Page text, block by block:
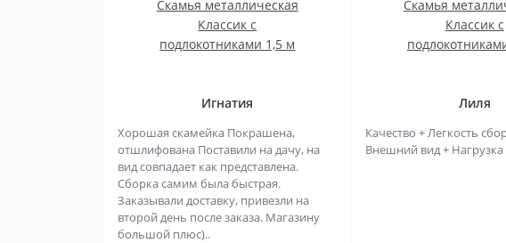
Скамья металлическая
Классик с
подлокотниками 1,5 м
Игнатия
Хорошая скамейка Покрашена,
отшлифована Поставили на дачу, на
вид совпадает как представлена.
Сборка самим была быстрая.
Заказывали доставку, привезли на
второй день после заказа. Магазину
большой плюс)..
Скамья
Классик с
Лиля
Качество + Легкость
Внешний вид + Нагрузка